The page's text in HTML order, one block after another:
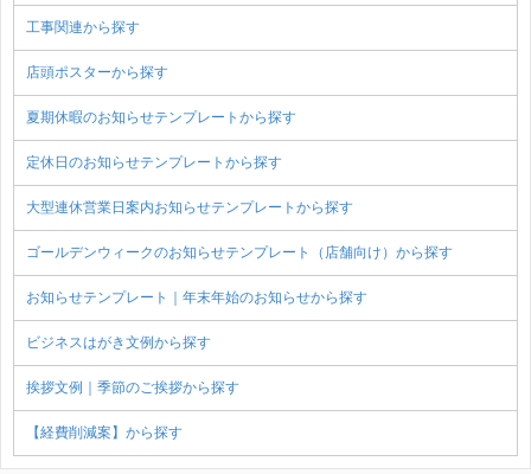
工事関連から探す
店頭ポスターから探す
夏期休暇のお知らせテンプレートから探す
定休日のお知らせテンプレートから探す
大型連休営業日案内お知らせテンプレートから探す
ゴールデンウィークのお知らせテンプレート（店舗向け）から探す
お知らせテンプレート｜年末年始のお知らせから探す
ビジネスはがき文例から探す
挨拶文例｜季節のご挨拶から探す
【経費削減案】から探す